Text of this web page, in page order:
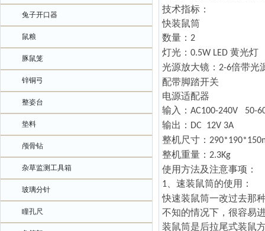
兔子开口器
鼠粮
豚鼠笼
锌铜弓
整姿台
垫料
颅骨钻
杂草监测工具箱
玻璃分针
瞳孔尺
技术指标：
快装鼠筒
数量： 2
灯光： 0.5W LED 黄光灯
光源放大镜： 2-6倍带光
配带脚踏开关
电源适配器
输入： AC100-240V 50-
输出： DC 12V 3A
整机尺寸：
整机重量： 2.3Kg
使用方法及注意事项：
1
速装鼠筒的使用：
快速装鼠筒一改过去那
不知的情况下，很容易
装鼠筒是后拉尾式装鼠